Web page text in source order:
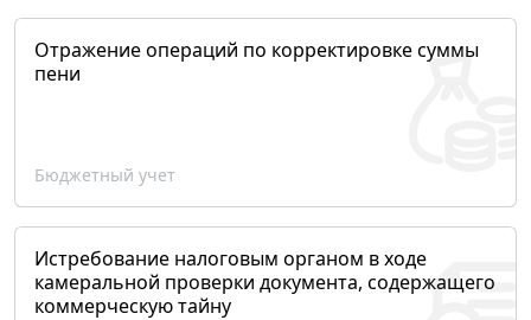
Отражение операций по корректировке суммы
пени
Бюджетный учет
Истребование налоговым органом в ходе
камеральной проверки документа, содержащего
коммерческую тайну